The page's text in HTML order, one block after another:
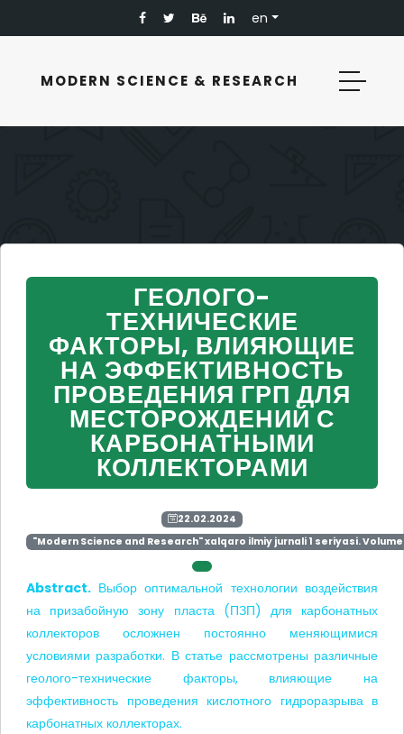
en
MODERN SCIENCE & RESEARCH
ГЕОЛОГО-
ТЕХНИЧЕСКИЕ
ФАКТОРЫ, ВЛИЯЮЩИЕ
НА ЭФФЕКТИВНОСТЬ
ПРОВЕДЕНИЯ ГРП ДЛЯ
МЕСТОРОЖДЕНИЙ С
КАРБОНАТНЫМИ
КОЛЛЕКТОРАМИ
22.02.2024
"Modern Science and Research" xalqaro ilmiy jurnali 1 seriyasi. Volume
Abstract. Выбор оптимальной технологии воздействия
на призабойную зону пласта (ПЗП) для карбонатных
коллекторов осложнен постоянно меняющимися
условиями разработки. В статье рассмотрены различные
геолого-технические факторы, влияющие на
эффективность проведения кислотного гидроразрыва в
карбонатных коллекторах.